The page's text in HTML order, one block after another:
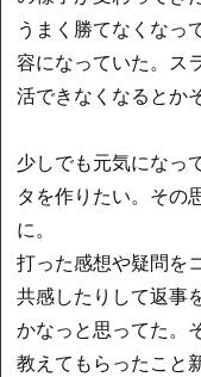
うまく勝てなくなっ
容になっていた。ス
活できなくなるとか
少しでも元気になっ
タを作りたい。その
に。
打った感想や疑問を
共感したりして返事
かなっと思ってた。
教えてもらったこと